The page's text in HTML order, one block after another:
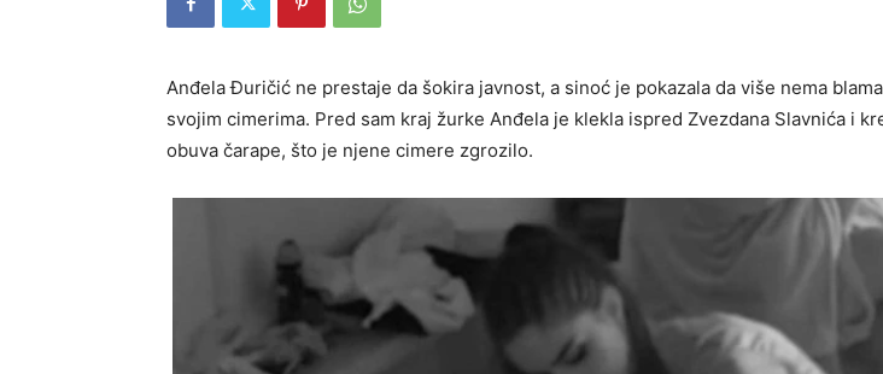
Anđela Đuričić ne prestaje da šokira javnost, a sinoć je pokazala da više nema
svojim cimerima. Pred sam kraj žurke Anđela je klekla ispred Zvezdana Slavnića i
obuva čarape, što je njene cimere zgrozilo.